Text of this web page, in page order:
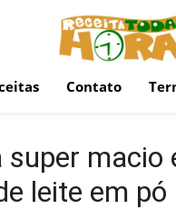
Contato
super macio
leite em